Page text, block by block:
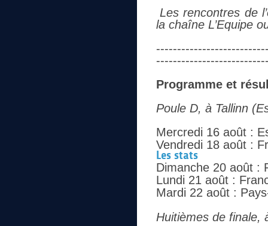
Les rencontres de
la chaîne L’Equipe
Programme et
Poule D, à Tallinn
Mercredi 16 août :
Vendredi 18 août :
Les stats
Dimanche 20 août :
Lundi 21 août :
Mardi 22 août :
Huitièmes de finale,